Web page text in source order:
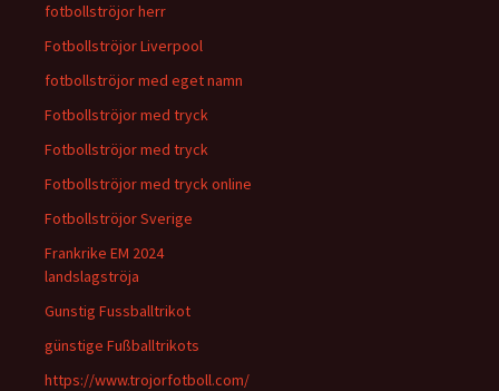
fotbollströjor herr
Fotbollströjor Liverpool
fotbollströjor med eget namn
Fotbollströjor med tryck
Fotbollströjor med tryck
Fotbollströjor med tryck online
Fotbollströjor Sverige
Frankrike EM 2024
landslagströja
Gunstig Fussballtrikot
günstige Fußballtrikots
https://www.trojorfotboll.com/